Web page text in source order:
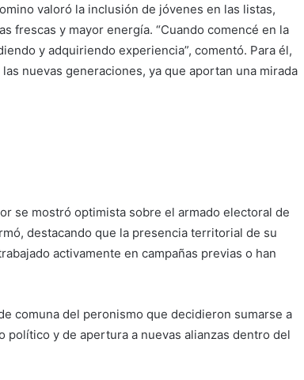
valoró la inclusión de jóvenes en las listas,
frescas y mayor energía. “Cuando comencé en la
y adquiriendo experiencia”, comentó. Para él,
nuevas generaciones, ya que aportan una mirada
se mostró optimista sobre el armado electoral de
destacando que la presencia territorial de su
activamente en campañas previas o han
comuna del peronismo que decidieron sumarse a
y de apertura a nuevas alianzas dentro del